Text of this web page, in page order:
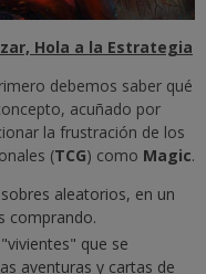
Hola a la Estrategia
debemos saber qué
acuñado por
la frustración de los
(TCG) como Magic.
aleatorios, en un
comprando.
que se
aventuras y cartas de